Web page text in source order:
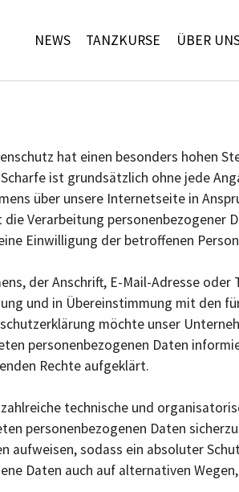
NEWS TANZKURSE ÜBER
hat einen besonders hohen
ist grundsätzlich ohne jede
über unsere Internetseite in
Verarbeitung personenbezogener
Einwilligung der betroffenen
der Anschrift, E-Mail-Adresse
und in Übereinstimmung mit den
möchte unser
personenbezogenen Daten
Rechte aufgeklärt.
technische und
personenbezogenen Daten
sodass ein absoluter
Daten auch auf alternativen